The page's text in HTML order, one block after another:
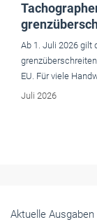
Ab 1. Juli 2026 gilt
EU. Für viele
Juli 2026
Aktuelle Ausgaben